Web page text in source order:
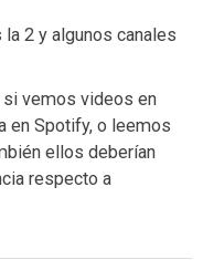
2 y algunos canales
vemos videos en
en Spotify, o leemos
ellos deberían
respecto a